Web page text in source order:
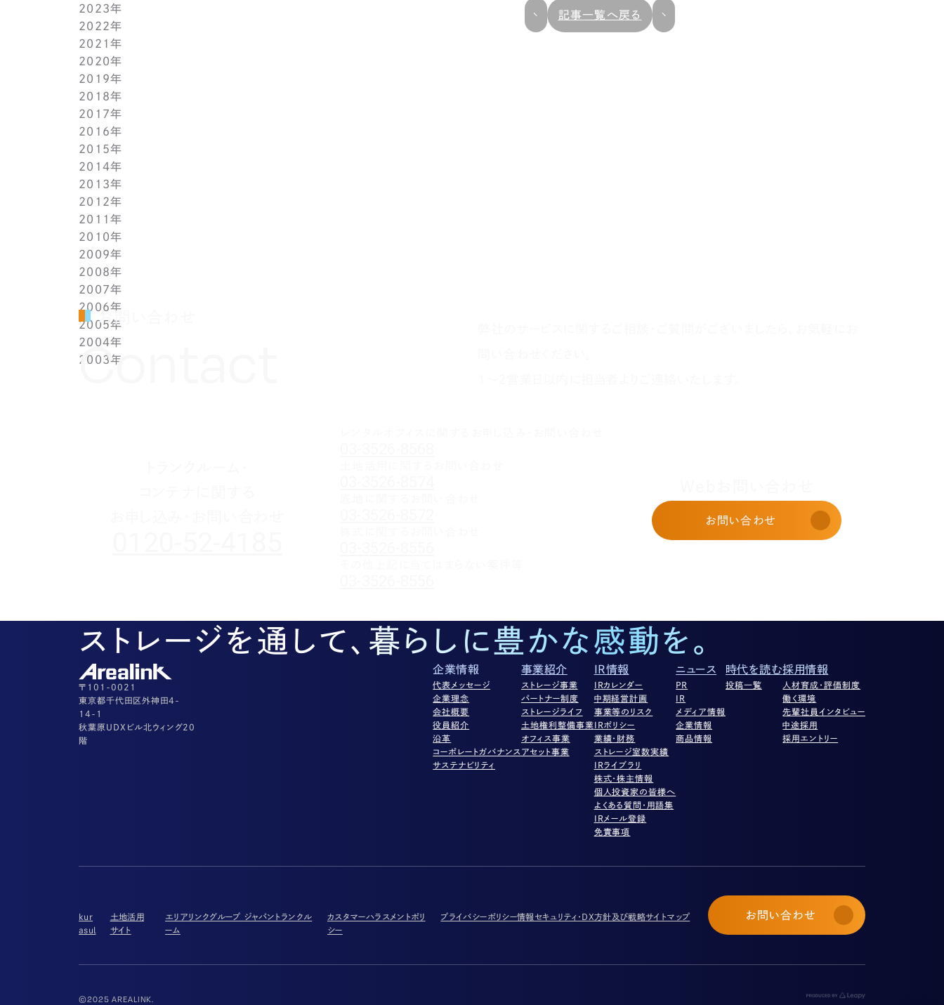
6月(5)
5月(6)
4月(12)
3月(13)
2月(9)
1月(4)
11月(5)
10月(8)
9月(12)
8月(8)
7月(10)
6月(6)
5月(7)
4月(11)
3月(9)
2月(10)
1月(5)
12月(7)
11月(5)
10月(12)
9月(4)
8月(5)
7月(11)
6月(7)
5月(5)
4月(11)
3月(6)
2月(13)
1月(2)
2023年
12月(3)
11月(13)
10月(11)
9月(3)
8月(5)
7月(8)
6月(2)
5月(12)
4月(5)
3月(8)
2月(9)
1月(3)
2022年
12月(2)
11月(4)
10月(4)
9月(1)
8月(3)
7月(6)
6月(2)
5月(4)
4月(6)
3月(8)
2月(8)
1月(2)
2021年
12月(4)
11月(2)
10月(6)
9月(3)
8月(2)
7月(7)
6月(1)
5月(5)
4月(6)
3月(9)
2月(7)
1月(3)
2020年
12月(2)
11月(3)
10月(5)
9月(3)
8月(3)
7月(5)
6月(1)
5月(3)
4月(6)
3月(3)
2月(6)
1月(1)
2019年
12月(2)
11月(3)
10月(4)
9月(1)
8月(4)
7月(5)
6月(1)
5月(4)
4月(5)
3月(4)
2月(4)
1月(2)
2018年
12月(2)
11月(7)
10月(8)
9月(7)
8月(8)
7月(7)
6月(7)
5月(9)
4月(7)
3月(6)
2月(5)
1月(1)
2017年
12月(2)
11月(5)
10月(5)
9月(5)
8月(6)
7月(7)
6月(1)
5月(3)
4月(3)
3月(3)
2月(5)
2016年
12月(2)
11月(3)
10月(7)
9月(2)
8月(3)
7月(6)
6月(5)
5月(4)
4月(3)
3月(2)
2月(7)
1月(1)
2015年
12月(3)
11月(6)
10月(7)
9月(3)
8月(8)
7月(7)
6月(5)
5月(4)
4月(4)
3月(3)
2月(5)
1月(3)
2014年
12月(2)
11月(7)
10月(7)
9月(6)
8月(5)
7月(9)
6月(6)
5月(3)
4月(7)
3月(3)
2月(6)
2013年
12月(6)
11月(6)
10月(5)
9月(7)
8月(4)
7月(3)
6月(1)
5月(5)
4月(1)
3月(1)
2012年
12月(1)
11月(1)
10月(1)
9月(1)
8月(1)
7月(3)
5月(2)
4月(1)
3月(1)
2011年
12月(1)
11月(1)
10月(2)
8月(2)
7月(4)
5月(2)
4月(1)
3月(3)
2010年
12月(1)
11月(1)
10月(2)
9月(1)
8月(2)
7月(3)
5月(2)
2009年
11月(6)
10月(9)
9月(3)
8月(1)
7月(5)
6月(2)
2008年
11月(4)
10月(2)
9月(2)
8月(4)
7月(3)
2007年
12月(2)
11月(2)
10月(1)
9月(2)
2006年
12月(1)
11月(1)
10月(2)
2005年
10月(2)
8月(4)
2004年
12月(4)
2003年
記事一覧へ戻る
お問い合わせ
Contact
お問い合わせ
ストレージを通して、暮らしに豊かな感動を。
〒101-0021
東京都千代田区外神田4-
14-1
秋葉原UDXビル北ウィング20
階
企業情報
代表メッセージ
企業理念
会社概要
役員紹介
沿革
コーポレートガバナンス
サステナビリティ
事業紹介
ストレージ事業
パートナー制度
ストレージライフ
土地権利整備事業
オフィス事業
アセット事業
IR情報
IRカレンダー
中期経営計画
事業等のリスク
IRポリシー
業績・財務
ストレージ室数実績
IRライブラリ
株式・株主情報
個人投資家の皆様へ
よくある質問・用語集
IRメール登録
免責事項
ニュース
PR
IR
メディア情報
企業情報
商品情報
時代を読む
投稿一覧
採用情報
人材育成・評価制度
働く環境
先輩社員インタビュー
中途採用
採用エントリー
kur
asul
土地活用
サイト
エリアリンクグループ ジャパントランクル
ーム
カスタマーハラスメントポリ
シー
プライバシーポリシー情報セキュリティ・DX方針及び戦略サイトマップ お問い合わせ
©2025 AREALINK.